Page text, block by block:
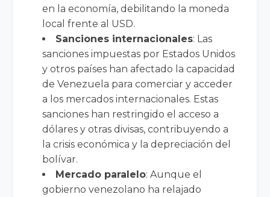
en la economía, debilitando la moneda
local frente al USD.
Sanciones internacionales: Las
sanciones impuestas por Estados Unidos
y otros países han afectado la capacidad
de Venezuela para comerciar y acceder
a los mercados internacionales. Estas
sanciones han restringido el acceso a
dólares y otras divisas, contribuyendo a
la crisis económica y la depreciación del
bolívar.
Mercado paralelo: Aunque el
gobierno venezolano ha relajado